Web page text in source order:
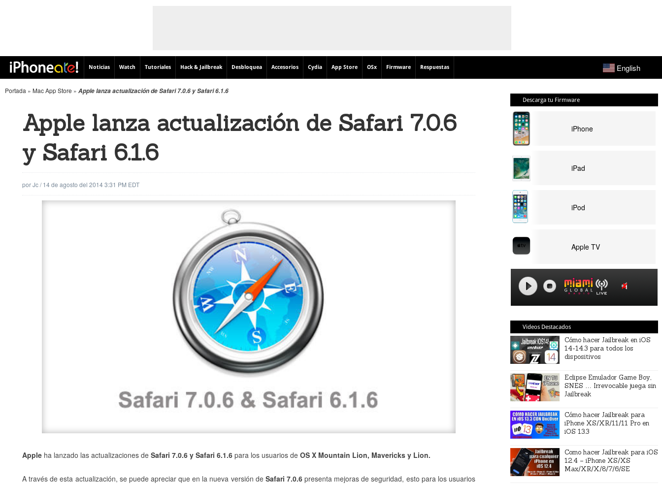
Noticias Watch Tutoriales Hack & Jailbreak Desbloquea Accesorios Cydia App Store OSx Firmware Respuestas English
Portada » Mac App Store » Apple lanza actualización de Safari 7.0.6 y Safari 6.1.6
Apple lanza actualización de Safari 7.0.6
y Safari 6.1.6
porJc/14 de agosto del 2014 3:31 PM EDT
Apple ha lanzado las actualizaciones de Safari 7.0.6 y Safari 6.1.6 para los usuarios de OS X Mountain Lion, Mavericks y Lion.
A través de esta actualización, se puede apreciar que en la nueva versión de Safari 7.0.6presenta mejoras de seguridad, esto para los usuarios
Descarga tu Firmware
iPhone
iPad
iPod
Apple TV
Videos Destacados
Cómo hacer Jailbreak en iOS
14-14.3 para todos los
dispositivos
Eclipse Emulador Game Boy,
SNES … Irrevocable juega sin
Jailbreak
Cómo hacer Jailbreak para
iPhone XS/XR/11/11 Pro en
iOS 13.3
Como hacer Jailbreak para iOS
12.4 – iPhone XS/XS
Max/XR/X/8/7/6/SE